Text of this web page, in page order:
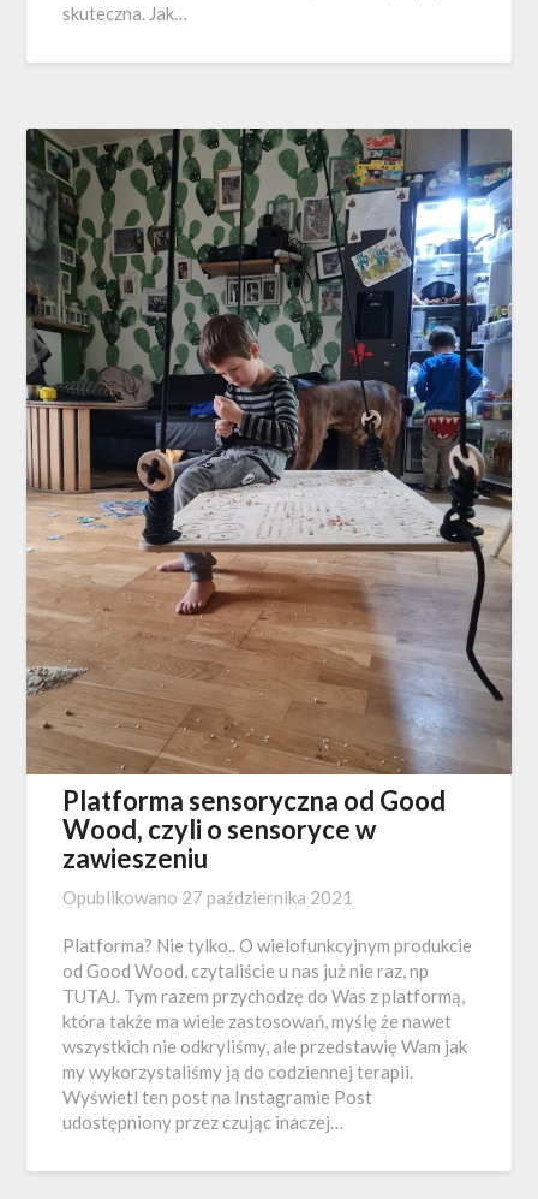
skuteczna. Jak…
Platforma sensoryczna od Good
Wood, czyli o sensoryce w
zawieszeniu
Opublikowano 27 października 2021
Platforma? Nie tylko.. O wielofunkcyjnym produkcie
od Good Wood, czytaliście u nas już nie raz, np
TUTAJ. Tym razem przychodzę do Was z platformą,
która także ma wiele zastosowań, myślę że nawet
wszystkich nie odkryliśmy, ale przedstawię Wam jak
my wykorzystaliśmy ją do codziennej terapii.
Wyświetl ten post na Instagramie Post
udostępniony przez czując inaczej…